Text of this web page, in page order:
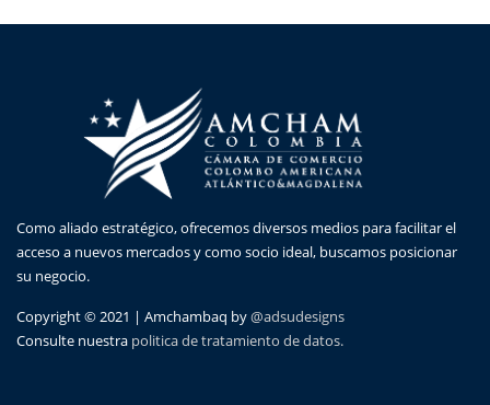
Como aliado estratégico, ofrecemos diversos medios para facilitar el
acceso a nuevos mercados y como socio ideal, buscamos posicionar
su negocio.
Copyright © 2021 | Amchambaq by@adsudesigns
Consulte nuestra politica de tratamiento de datos.